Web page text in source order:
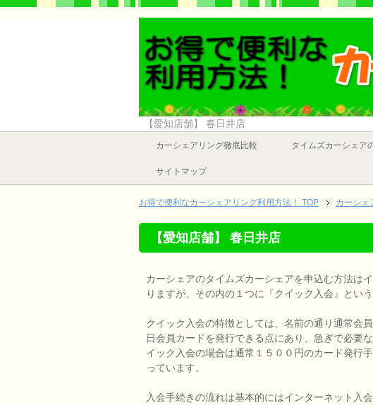
【愛知店舗】 春日井店
カーシェアリング徹底比較 タイムズカーシェア
サイトマップ
お得で便利なカーシェアリング利用方法！ TOP カーシェ
【愛知店舗】 春日井店
カーシェアのタイムズカーシェアを申込む方法は
りますが、その内の１つに『クイック入会』という
クイック入会の特徴としては、名前の通り通常会
日会員カードを発行できる点にあり、急ぎで必要
イック入会の場合は通常１５００円のカード発行
っています。
入会手続きの流れは基本的にはインターネット入